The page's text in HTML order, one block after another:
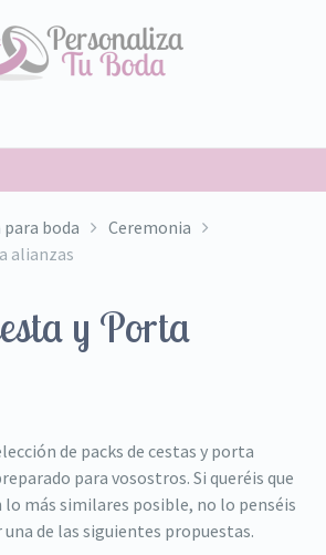
boda
Ceremonia
alianzas
y Porta
de packs de cestas y porta
para vosostros. Si queréis que
más similares posible, no lo penséis
de las siguientes propuestas.